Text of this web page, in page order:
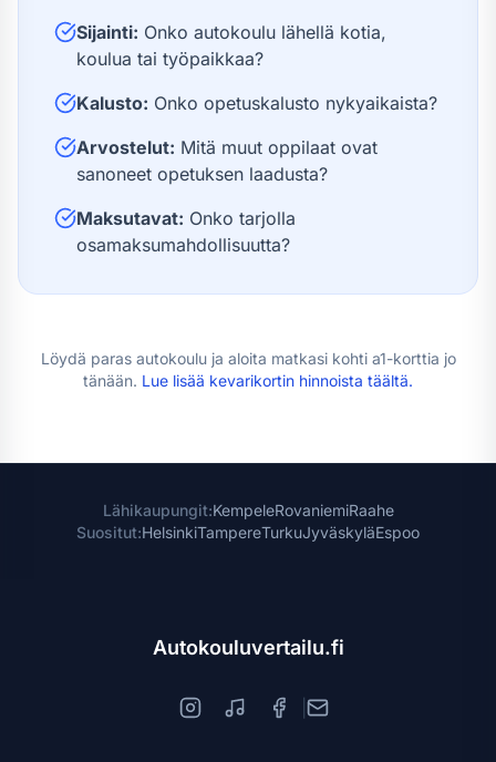
Sijainti: Onko autokoulu lähellä kotia,
koulua tai työpaikkaa?
Kalusto: Onko opetuskalusto nykyaikaista?
Arvostelut: Mitä muut oppilaat ovat
sanoneet opetuksen laadusta?
Maksutavat: Onko tarjolla
osamaksumahdollisuutta?
Löydä paras autokoulu ja aloita matkasi kohti a1-korttia jo
tänään. Lue lisää kevarikortin hinnoista täältä.
Lähikaupungit:KempeleRovaniemiRaahe
Suositut:HelsinkiTampereTurkuJyväskyläEspoo
Autokouluvertailu.fi